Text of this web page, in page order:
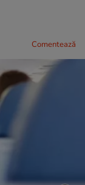
Comentează